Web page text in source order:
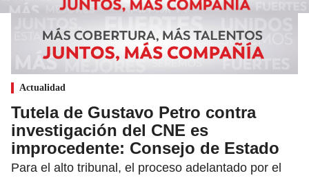
Actualidad
Tutela de Gustavo Petro contra
investigación del CNE es
improcedente: Consejo de Estado
Para el alto tribunal, el proceso adelantado por el